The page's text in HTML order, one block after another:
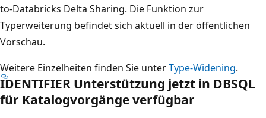
to-Databricks Delta Sharing. Die Funktion zur
Typerweiterung befindet sich aktuell in der öffentlichen
Vorschau.
Weitere Einzelheiten finden Sie unterType-Widening.
IDENTIFIER Unterstützung jetzt in DBSQL
für Katalogvorgänge verfügbar